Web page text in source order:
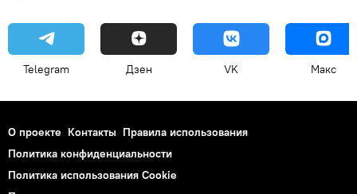
Telegram Дзен VK Макс
О проекте Контакты Правила использования
Политика конфиденциальности
Политика использования Cookie